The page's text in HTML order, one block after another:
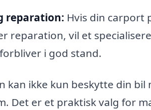
reparation: Hvis din carport
reparation, vil et
i god stand.
kan ikke kun beskytte din
Det er et praktisk valg for